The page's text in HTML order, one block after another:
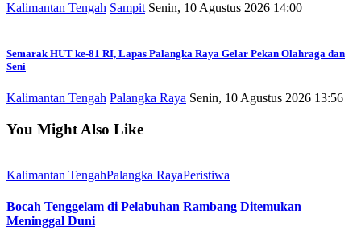
Kalimantan Tengah Sampit Senin, 10 Agustus 2026 14:00
Semarak HUT ke-81 RI, Lapas Palangka Raya Gelar Pekan Olahraga dan
Seni
Kalimantan Tengah Palangka Raya Senin, 10 Agustus 2026 13:56
You Might Also Like
Kalimantan TengahPalangka RayaPeristiwa
Bocah Tenggelam di Pelabuhan Rambang Ditemukan
Meninggal Duni